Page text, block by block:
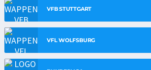
VFB STUTTGART
VFL WOLFSBURG